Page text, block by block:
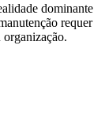
dominante
requer